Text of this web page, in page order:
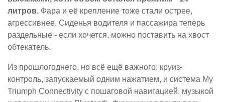
литров. Фара и её крепление тоже стали острее,
агрессивнее. Сиденья водителя и пассажира теперь
раздельные - если хочется, можно поставить на хвост
обтекатель.
Из прошлогоднего, но всё ещё важного: круиз-
контроль, запускаемый одним нажатием, и система My
Triumph Connectivity с пошаговой навигацией, музыкой